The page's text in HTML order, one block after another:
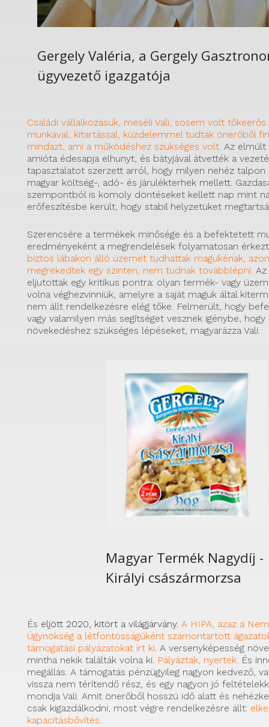
Gergely Valéria, a Gergely
ügyvezető igazgatója
Családi vállalkozásuk, meséli Vali, sosem volt tőkeerős
munkával, kitartással, küzdelemmel tudták önerőből
mindazt, ami a működéshez szükséges volt. Az elmúlt
amióta édesapja elhunyt, és bátyjával átvették a
tapasztalatot szerzett arról, hogy milyen nehéz talpon
magyar költség-, adó- és járulékterhek mellett.
szempontból is komoly döntéseket kellett nap mint
erőfeszítésbe került, hogy stabil helyzetüket
Szerencsére a termékek minősége és a befektetett
eredményeként a megrendelések folyamatosan
biztos lábakon álló üzemet tudhattak magukénak,
megrekedtek egy szinten, nem tudnak továbblépni.
eljutottak egy kritikus pontra: olyan termék- vagy
volna véghezvinniük, amelyre a saját maguk által
nem állt rendelkezésre elég tőke. Felmerült, hogy
vagy valamilyen más segítséget vesznek igénybe,
növekedéshez szükséges lépéseket, magyarázza Vali.
Magyar Termék Nagydíj -
Királyi császármorzsa
És eljött 2020, kitört a világjárvány. A HIPA, azaz a
Ügynökség a létfontosságúként számontartott
támogatási pályázatokat írt ki. A versenyképesség
mintha nekik találták volna ki. Pályáztak, nyertek. És
megállás. A támogatás pénzügyileg nagyon kedvező,
vissza nem térítendő rész, és egy nagyon jó
mondja Vali. Amit önerőből hosszú idő alatt és
csak kigazdálkodni, most végre rendelkezésre állt:
kapacitásbővítés.